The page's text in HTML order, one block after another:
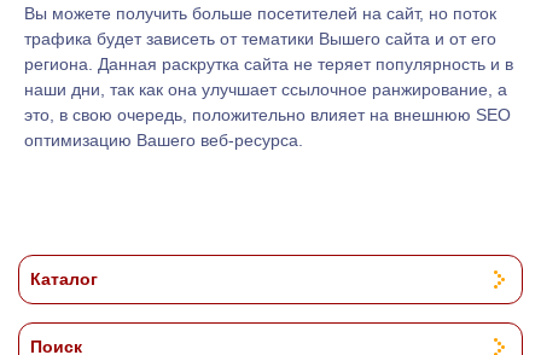
Вы можете получить больше посетителей на сайт, но поток
трафика будет зависеть от тематики Вышего сайта и от его
региона. Данная раскрутка сайта не теряет популярность и в
наши дни, так как она улучшает ссылочное ранжирование, а
это, в свою очередь, положительно влияет на внешнюю SEO
оптимизацию Вашего веб-ресурса.
Каталог
Поиск